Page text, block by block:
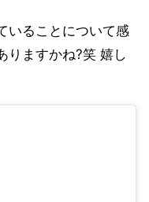
いることについて感
りますかね?笑 嬉し